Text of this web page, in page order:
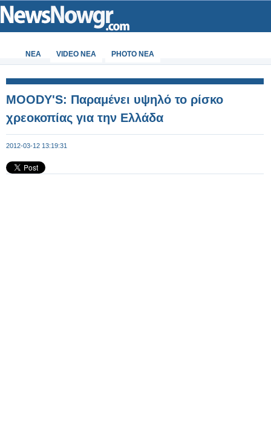
ΝΕΑ VIDEO NEA PHOTO NEA
MOODY'S: Παραμένει υψηλό το ρίσκο
χρεοκοπίας για την Ελλάδα
2012-03-12 13:19:31